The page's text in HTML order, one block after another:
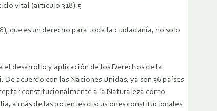
vital (artículo 318).5
que es un derecho para toda la ciudadanía, no solo
el desarrollo y aplicación de los Derechos de la
acuerdo con las Naciones Unidas, ya son 36 países
constitucionalmente a la Naturaleza como
a más de las potentes discusiones constitucionales